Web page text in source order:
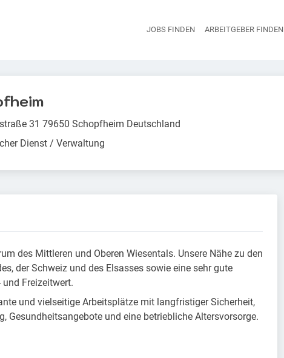
JOBS FINDEN ARBEITGEBER FINDEN
31 79650 Schopfheim Deutschland
Dienst / Verwaltung
des Mittleren und Oberen Wiesentals. Unsere Nähe zu den
der Schweiz und des Elsasses sowie eine sehr gute
Freizeitwert.
und vielseitige Arbeitsplätze mit langfristiger Sicherheit,
Gesundheitsangebote und eine betriebliche Altersvorsorge.